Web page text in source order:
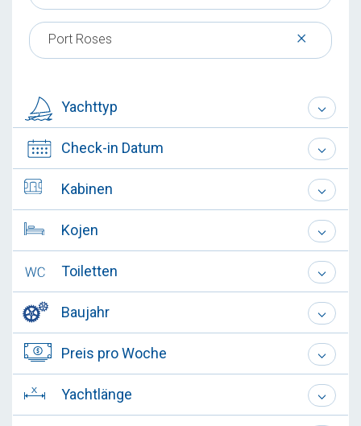
×
Port Roses
Yachttyp
Check-in Datum
Kabinen
Kojen
Toiletten
Baujahr
Preis pro Woche
Yachtlänge